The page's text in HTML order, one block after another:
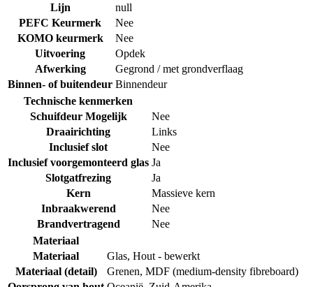
Lijn
null
PEFC Keurmerk
Nee
KOMO keurmerk
Nee
Uitvoering
Opdek
Afwerking
Gegrond / met grondverflaag
Binnen- of buitendeur Binnendeur
Technische kenmerken
Schuifdeur Mogelijk
Nee
Draairichting
Links
Inclusief slot
Nee
Inclusief voorgemonteerd glas Ja
Slotgatfrezing
Ja
Kern
Massieve kern
Inbraakwerend
Nee
Brandvertragend
Nee
Materiaal
Materiaal
Glas, Hout - bewerkt
Materiaal (detail)
Grenen, MDF (medium-density fibreboard)